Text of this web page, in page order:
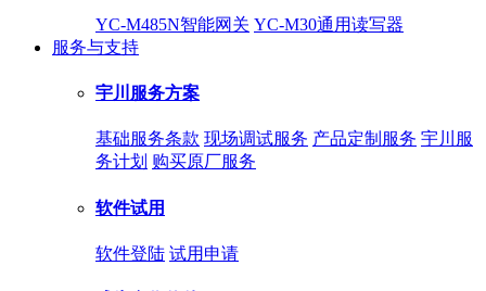
YC-M485N智能网关 YC-M30通用读写器
服务与支持
宇川服务方案
基础服务条款 现场调试服务 产品定制服务 宇川服
务计划 购买原厂服务
软件试用
软件登陆 试用申请